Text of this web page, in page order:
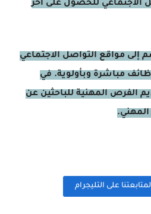
الاجتماعي للحصول على آخر
إلى مواقع التواصل الاجتماعي
مباشرة وبأولوية. في
الفرص المهنية للباحثين عن
على التليجرام